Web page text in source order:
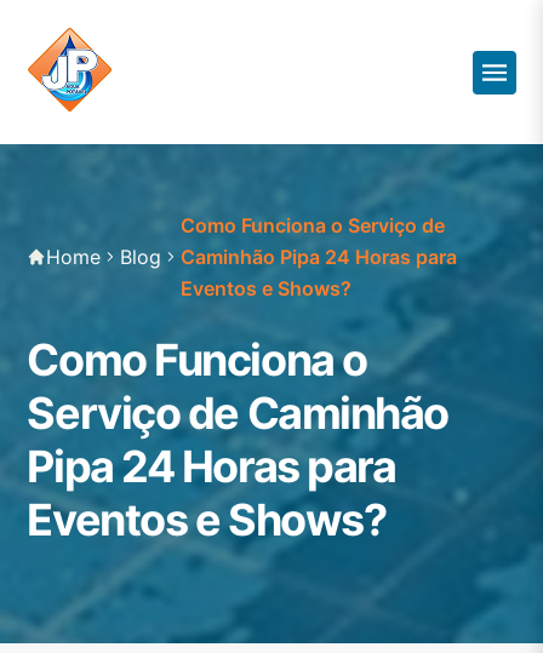
Home Blog
Como Funciona o Serviço de
Caminhão Pipa 24 Horas para
Eventos e Shows?
Como Funciona o
Serviço de Caminhão
Pipa 24 Horas para
Eventos e Shows?